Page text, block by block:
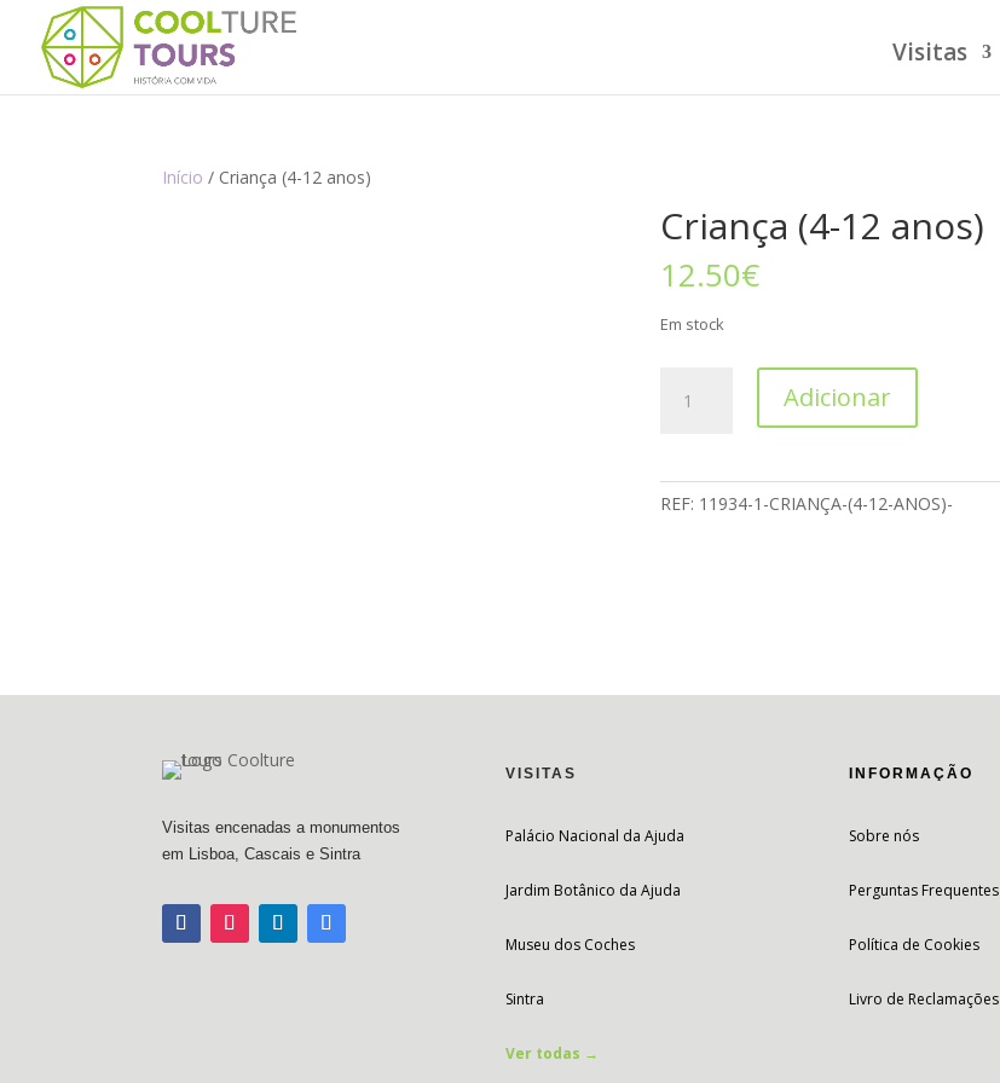
Visitas
Início / Criança (4-12 anos)
Criança (4-12 anos)
12.50€
Em stock
Adicionar
REF: 11934-1-CRIANÇA-(4-12-ANOS)-
Visitas encenadas a monumentos
em Lisboa, Cascais e Sintra
VISITAS
Palácio Nacional da Ajuda
Jardim Botânico da Ajuda
Museu dos Coches
Sintra
Ver todas →
INFORMAÇÃO
Sobre nós
Perguntas Frequentes
Política de Cookies
Livro de Reclamações